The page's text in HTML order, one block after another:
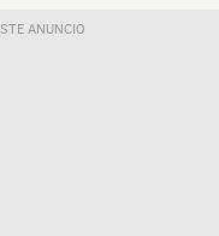
ANUNCIO